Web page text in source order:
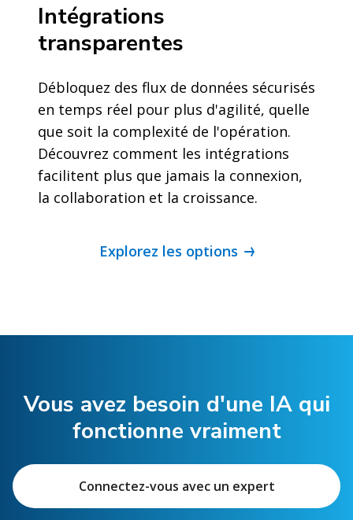
Intégrations
transparentes
Débloquez des flux de données sécurisés
en temps réel pour plus d'agilité, quelle
que soit la complexité de l'opération.
Découvrez comment les intégrations
facilitent plus que jamais la connexion,
la collaboration et la croissance.
Explorez les options
Vous avez besoin d'une IA qui
fonctionne vraiment
Connectez-vous avec un expert